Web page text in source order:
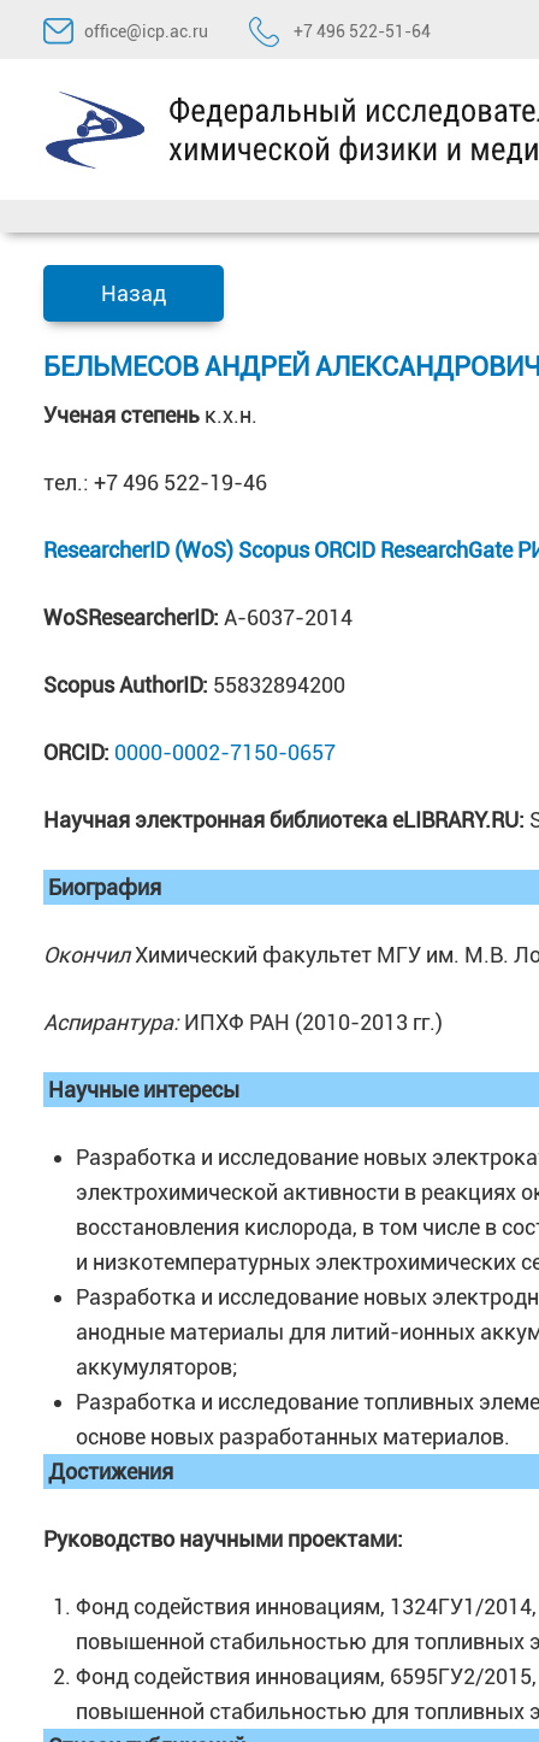
Перейти
содержимому
office@icp.ac.ru +7 496 522-51-64
Назад
БЕЛЬМЕСОВ АНДРЕЙ
Ученая степень к.х.н.
тел.: +7 496 522-19-46
ResearcherID (WoS) Scopus ORCID ResearchGate
WoSResearcherID: A-6037-2014
Scopus AuthorID: 55832894200
ORCID: 0000-0002-7150-0657
Научная электронная библиотека eLIBRARY.RU:
Биография
ОкончилХимический факультет МГУ им. М.В.
Аспирантура:ИПХФ РАН (2010-2013 гг.)
Научные интересы
Разработка и исследование новых
электрохимической активности в реакциях
восстановления кислорода, в том числе в
и низкотемпературных электрохимических
Разработка и исследование новых
анодные материалы для литий-ионных
аккумуляторов;
Разработка и исследование топливных
основе новых разработанных материалов.
Достижения
Руководство научными проектами:
Фонд содействия инновациям, 1324ГУ1/
повышенной стабильностью для топливных
Фонд содействия инновациям, 6595ГУ2/
повышенной стабильностью для топливных